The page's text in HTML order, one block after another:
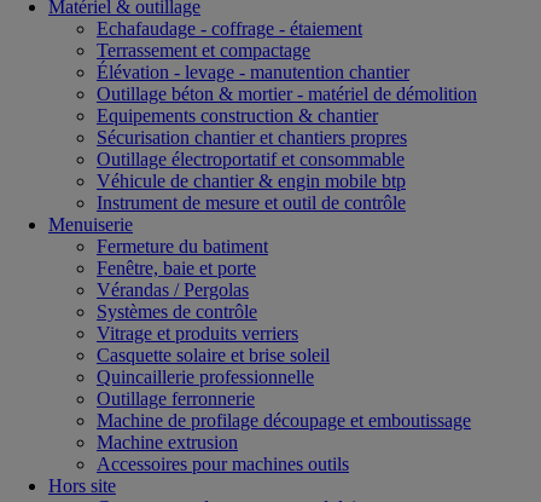
Matériel & outillage
Echafaudage - coffrage - étaiement
Terrassement et compactage
Élévation - levage - manutention chantier
Outillage béton & mortier - matériel de démolition
Equipements construction & chantier
Sécurisation chantier et chantiers propres
Outillage électroportatif et consommable
Véhicule de chantier & engin mobile btp
Instrument de mesure et outil de contrôle
Menuiserie
Fermeture du batiment
Fenêtre, baie et porte
Vérandas / Pergolas
Systèmes de contrôle
Vitrage et produits verriers
Casquette solaire et brise soleil
Quincaillerie professionnelle
Outillage ferronnerie
Machine de profilage découpage et emboutissage
Machine extrusion
Accessoires pour machines outils
Hors site